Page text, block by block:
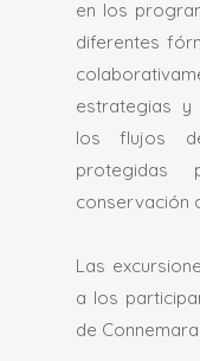
en los
diferentes
estrategias y
los flujos
conservación
Las
a los
de